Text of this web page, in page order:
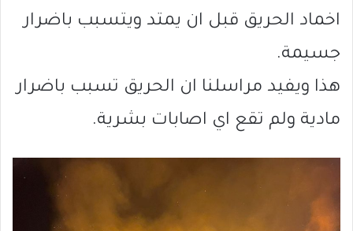
اخماد الحريق قبل ان يمتد ويتسبب باضرار
جسيمة.
هذا ويفيد مراسلنا ان الحريق تسبب باضرار
مادية ولم تقع اي اصابات بشرية.